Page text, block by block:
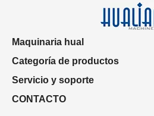
Maquinaria hual
Categoría de productos
Servicio y soporte
CONTACTO